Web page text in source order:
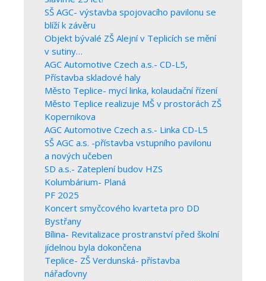
SŠ AGC- výstavba spojovacího pavilonu se
blíží k závěru
Objekt bývalé ZŠ Alejní v Teplicích se mění
v sutiny…
AGC Automotive Czech a.s.- CD-L5,
Přístavba skladové haly
Město Teplice- mycí linka, kolaudační řízení
Město Teplice realizuje MŠ v prostorách ZŠ
Kopernikova
AGC Automotive Czech a.s.- Linka CD-L5
SŠ AGC a.s. -přístavba vstupního pavilonu
a nových učeben
SD a.s.- Zateplení budov HZS
Kolumbárium- Planá
PF 2025
Koncert smyčcového kvarteta pro DD
Bystřany
Bílina- Revitalizace prostranství před školní
jídelnou byla dokončena
Teplice- ZŠ Verdunská- přístavba
nářaďovny